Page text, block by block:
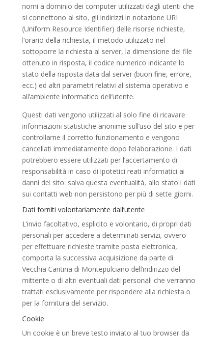
nomi a dominio dei computer utilizzati dagli utenti che
si connettono al sito, gli indirizzi in notazione URI
(Uniform Resource Identifier) delle risorse richieste,
l’orario della richiesta, il metodo utilizzato nel
sottoporre la richiesta al server, la dimensione del file
ottenuto in risposta, il codice numerico indicante lo
stato della risposta data dal server (buon fine, errore,
ecc.) ed altri parametri relativi al sistema operativo e
all’ambiente informatico dell’utente.
Questi dati vengono utilizzati al solo fine di ricavare
informazioni statistiche anonime sull’uso del sito e per
controllarne il corretto funzionamento e vengono
cancellati immediatamente dopo l’elaborazione. I dati
potrebbero essere utilizzati per l’accertamento di
responsabilità in caso di ipotetici reati informatici ai
danni del sito: salva questa eventualità, allo stato i dati
sui contatti web non persistono per più di sette giorni.
Dati forniti volontariamente dall’utente
L’invio facoltativo, esplicito e volontario, di propri dati
personali per accedere a determinati servizi, ovvero
per effettuare richieste tramite posta elettronica,
comporta la successiva acquisizione da parte di
Vecchia Cantina di Montepulciano dell’indirizzo del
mittente o di altri eventuali dati personali che verranno
trattati esclusivamente per rispondere alla richiesta o
per la fornitura del servizio.
Cookie
Un cookie è un breve testo inviato al tuo browser da